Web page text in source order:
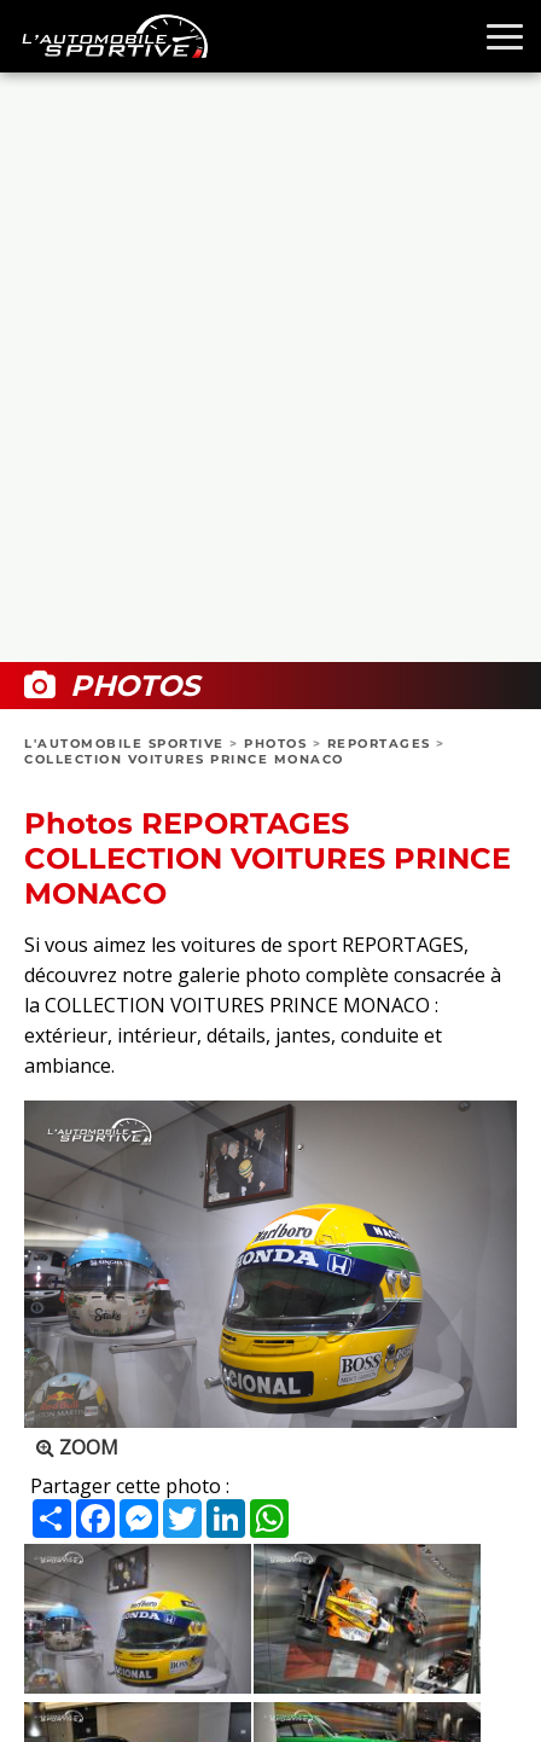
BOUTIQUE
PHOTOS
L'AUTOMOBILE SPORTIVE > PHOTOS > REPORTAGES >
COLLECTION VOITURES PRINCE MONACO
Photos REPORTAGES
COLLECTION VOITURES PRINCE
MONACO
Si vous aimez les voitures de sport REPORTAGES,
découvrez notre galerie photo complète consacrée à
la COLLECTION VOITURES PRINCE MONACO :
extérieur, intérieur, détails, jantes, conduite et
ambiance.
ZOOM
Partager cette photo :
PartagerFacebookMessenger
TwitterLinkedIn